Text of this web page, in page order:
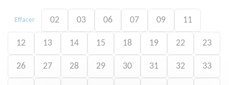
Effacer 02 03 06 07 09 11
12 13 14 15 18 19 22 23
26 27 28 29 30 31 32 33